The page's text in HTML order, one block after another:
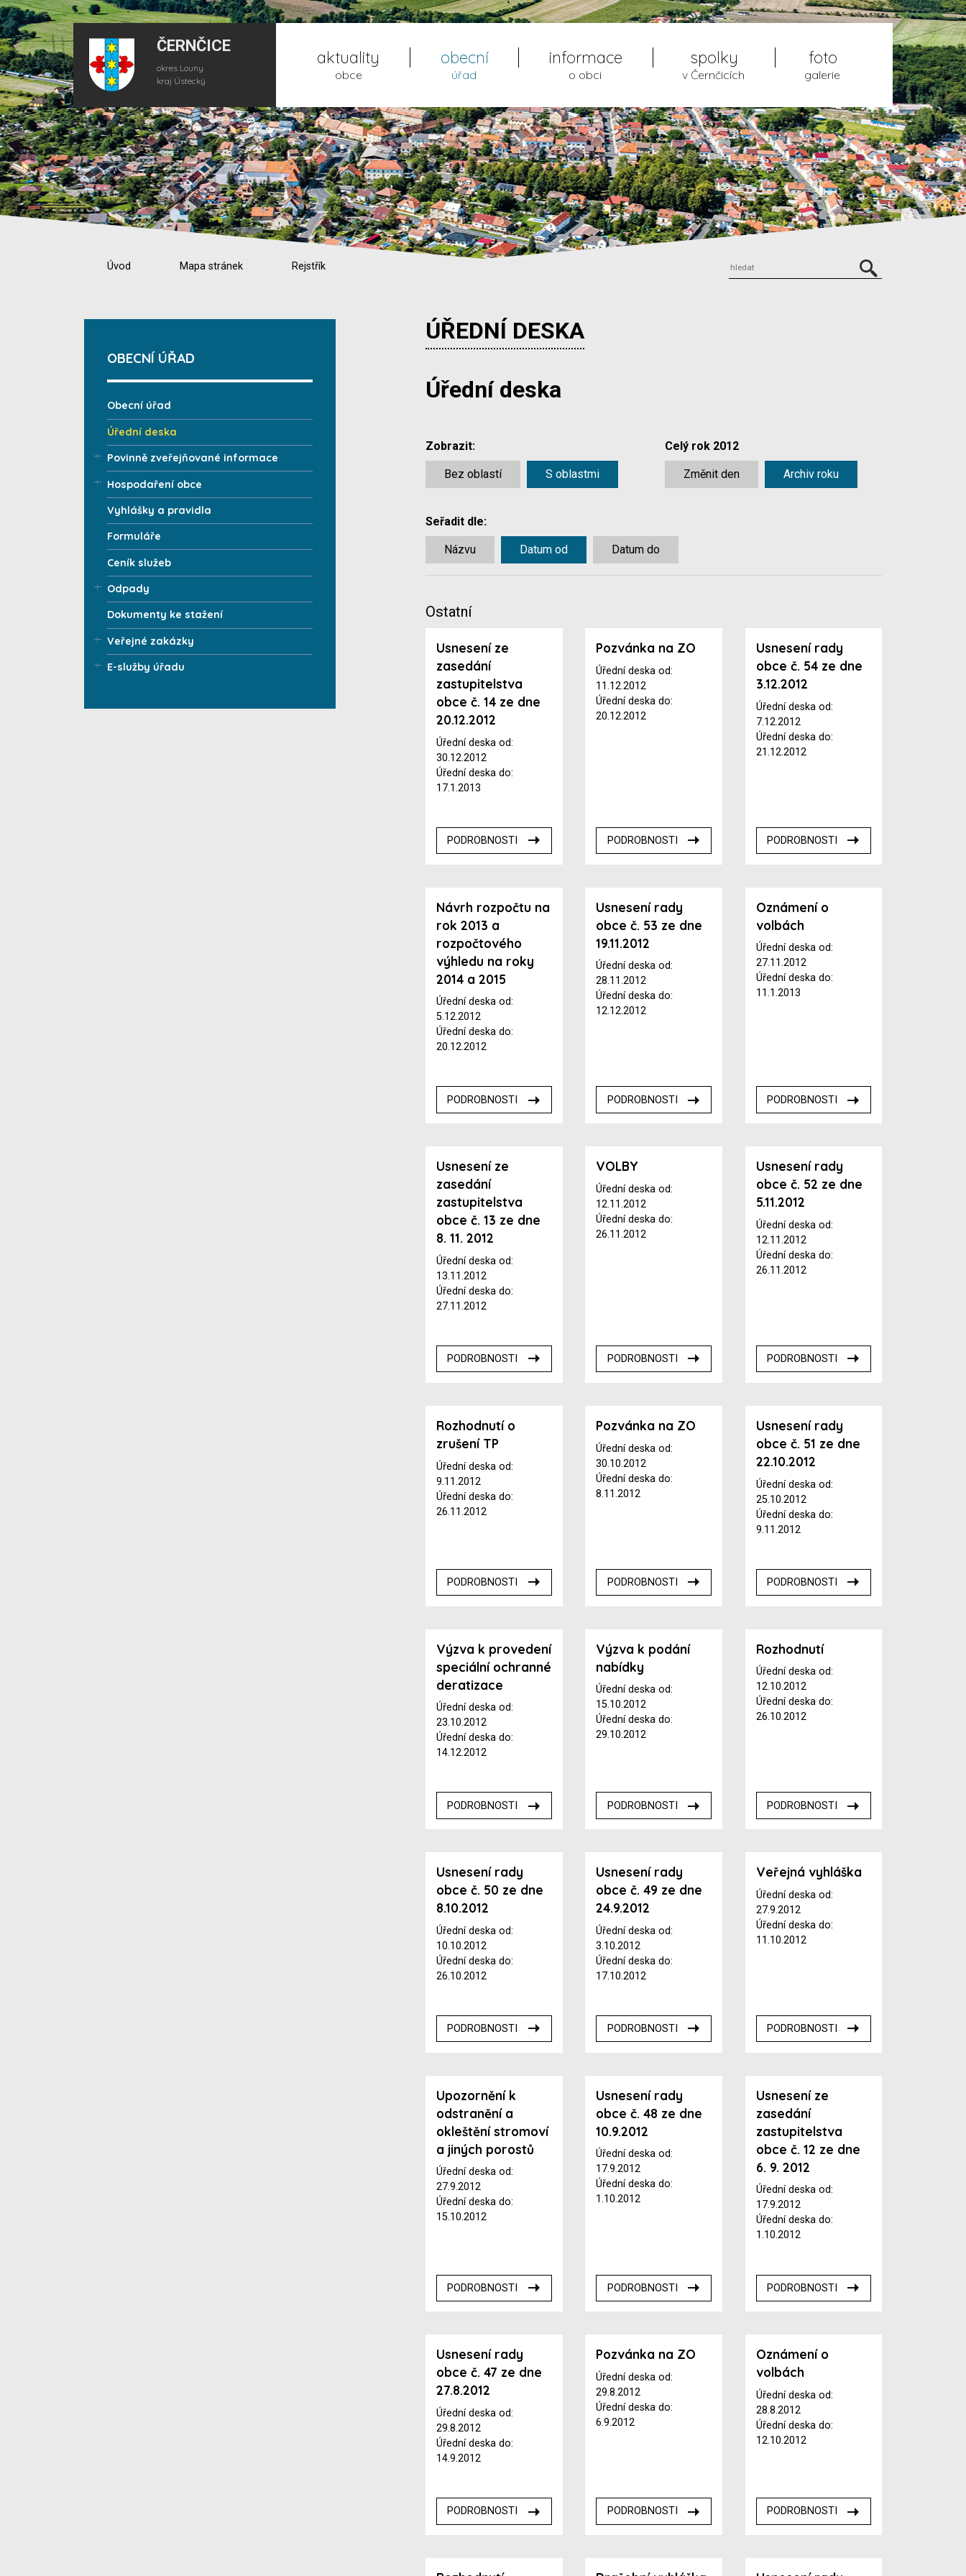
ČERNČICE
okres Louny
kraj Ústecký
aktuality
obce
obecní
úřad
informace
o obci
spolky
v Černčicích
foto
galerie
Úvod Mapa stránek Rejstřík
ÚŘEDNÍ DESKA
Úřední deska
Zobrazit:
Bez oblastí S oblastmi
Celý rok 2012
Změnit den Archiv roku
Seřadit dle:
Názvu Datum od Datum do
Ostatní
Usnesení ze
zasedání
zastupitelstva
obce č. 14 ze dne
20.12.2012
Úřední deska od:
30.12.2012
Úřední deska do:
17.1.2013
PODROBNOSTI
Pozvánka na ZO
Úřední deska od:
11.12.2012
Úřední deska do:
20.12.2012
PODROBNOSTI
Usnesení rady
obce č. 54 ze dne
3.12.2012
Úřední deska od:
7.12.2012
Úřední deska do:
21.12.2012
PODROBNOSTI
Návrh rozpočtu na
rok 2013 a
rozpočtového
výhledu na roky
2014 a 2015
Úřední deska od:
5.12.2012
Úřední deska do:
20.12.2012
PODROBNOSTI
Usnesení rady
obce č. 53 ze dne
19.11.2012
Úřední deska od:
28.11.2012
Úřední deska do:
12.12.2012
PODROBNOSTI
Oznámení o
volbách
Úřední deska od:
27.11.2012
Úřední deska do:
11.1.2013
PODROBNOSTI
Usnesení ze
zasedání
zastupitelstva
obce č. 13 ze dne
8. 11. 2012
Úřední deska od:
13.11.2012
Úřední deska do:
27.11.2012
PODROBNOSTI
VOLBY
Úřední deska od:
12.11.2012
Úřední deska do:
26.11.2012
PODROBNOSTI
Usnesení rady
obce č. 52 ze dne
5.11.2012
Úřední deska od:
12.11.2012
Úřední deska do:
26.11.2012
PODROBNOSTI
Rozhodnutí o
zrušení TP
Úřední deska od:
9.11.2012
Úřední deska do:
26.11.2012
PODROBNOSTI
Pozvánka na ZO
Úřední deska od:
30.10.2012
Úřední deska do:
8.11.2012
PODROBNOSTI
Usnesení rady
obce č. 51 ze dne
22.10.2012
Úřední deska od:
25.10.2012
Úřední deska do:
9.11.2012
PODROBNOSTI
Výzva k provedení
speciální ochranné
deratizace
Úřední deska od:
23.10.2012
Úřední deska do:
14.12.2012
PODROBNOSTI
Výzva k podání
nabídky
Úřední deska od:
15.10.2012
Úřední deska do:
29.10.2012
PODROBNOSTI
Rozhodnutí
Úřední deska od:
12.10.2012
Úřední deska do:
26.10.2012
PODROBNOSTI
Usnesení rady
obce č. 50 ze dne
8.10.2012
Úřední deska od:
10.10.2012
Úřední deska do:
26.10.2012
PODROBNOSTI
Usnesení rady
obce č. 49 ze dne
24.9.2012
Úřední deska od:
3.10.2012
Úřední deska do:
17.10.2012
PODROBNOSTI
Veřejná vyhláška
Úřední deska od:
27.9.2012
Úřední deska do:
11.10.2012
PODROBNOSTI
Upozornění k
odstranění a
okleštění stromoví
a jiných porostů
Úřední deska od:
27.9.2012
Úřední deska do:
15.10.2012
PODROBNOSTI
Usnesení rady
obce č. 48 ze dne
10.9.2012
Úřední deska od:
17.9.2012
Úřední deska do:
1.10.2012
PODROBNOSTI
Usnesení ze
zasedání
zastupitelstva
obce č. 12 ze dne
6. 9. 2012
Úřední deska od:
17.9.2012
Úřední deska do:
1.10.2012
PODROBNOSTI
Usnesení rady
obce č. 47 ze dne
27.8.2012
Úřední deska od:
29.8.2012
Úřední deska do:
14.9.2012
PODROBNOSTI
Pozvánka na ZO
Úřední deska od:
29.8.2012
Úřední deska do:
6.9.2012
PODROBNOSTI
Oznámení o
volbách
Úřední deska od:
28.8.2012
Úřední deska do:
12.10.2012
PODROBNOSTI
OBECNÍ ÚŘAD
Obecní úřad
Úřední deska
Povinně zveřejňované informace
Hospodaření obce
Vyhlášky a pravidla
Formuláře
Ceník služeb
Odpady
Dokumenty ke stažení
Veřejné zakázky
E-služby úřadu